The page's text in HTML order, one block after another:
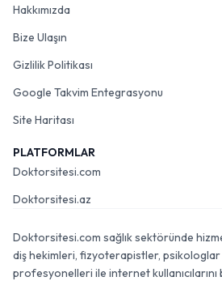
Hakkımızda
Bize Ulaşın
Gizlilik Politikası
Google Takvim Entegrasyonu
Site Haritası
PLATFORMLAR
Doktorsitesi.com
Doktorsitesi.az
Doktorsitesi.com sağlık sektöründe
diş hekimleri, fizyoterapistler, psikologlar
profesyonelleri ile internet kullanıcılarını